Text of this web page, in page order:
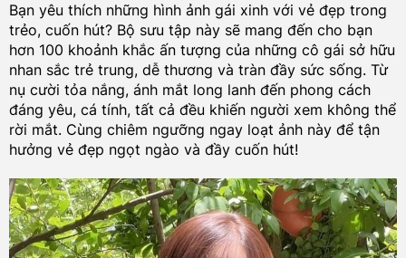
Bạn yêu thích những hình ảnh gái xinh với vẻ đẹp trong
trẻo, cuốn hút? Bộ sưu tập này sẽ mang đến cho bạn
hơn 100 khoảnh khắc ấn tượng của những cô gái sở hữu
nhan sắc trẻ trung, dễ thương và tràn đầy sức sống. Từ
nụ cười tỏa nắng, ánh mắt long lanh đến phong cách
đáng yêu, cá tính, tất cả đều khiến người xem không thể
rời mắt. Cùng chiêm ngưỡng ngay loạt ảnh này để tận
hưởng vẻ đẹp ngọt ngào và đầy cuốn hút!